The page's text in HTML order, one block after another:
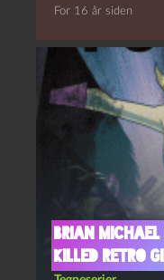
For 16 år siden
Brian
Killed Retro